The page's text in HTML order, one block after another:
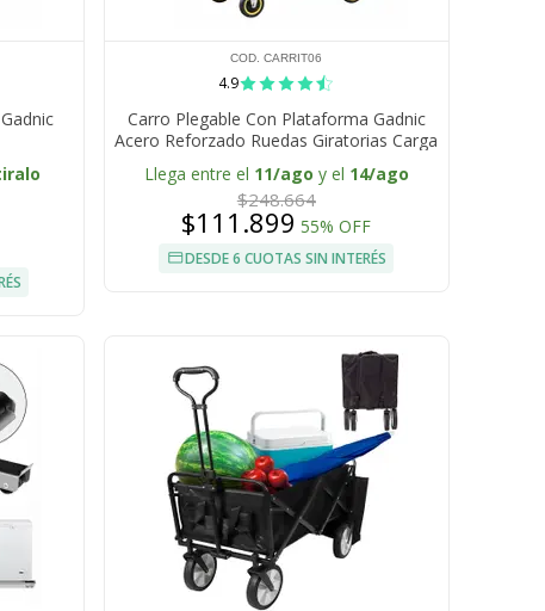
COD. CARRIT06
4.9
Carro Plegable Con Plataforma Gadnic
Acero Reforzado Ruedas Giratorias Carga
Pesada
Llega entre el 11/ago y el 14/ago
$248.664
$111.899 55% OFF
DESDE 6 CUOTAS SIN INTERÉS